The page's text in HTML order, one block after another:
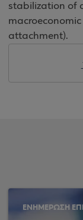
stabilization of
attachment).
ΕΝΗΜΕΡΩΣΗ